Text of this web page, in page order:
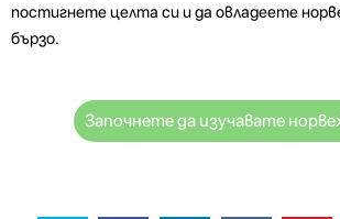
постигнете целта си и да овладеете
бързо.
Започнете да изучавате